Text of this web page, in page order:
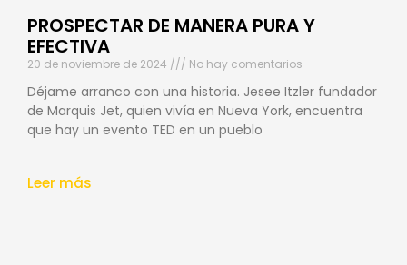
PROSPECTAR DE MANERA PURA Y
EFECTIVA
20 de noviembre de 2024 No hay comentarios
Déjame arranco con una historia. Jesee Itzler fundador
de Marquis Jet, quien vivía en Nueva York, encuentra
que hay un evento TED en un pueblo
Leer más